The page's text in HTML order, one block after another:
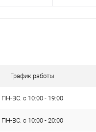
График работы
ПН-ВС. с 10:00 - 19:00
ПН-ВС. с 10:00 - 20:00